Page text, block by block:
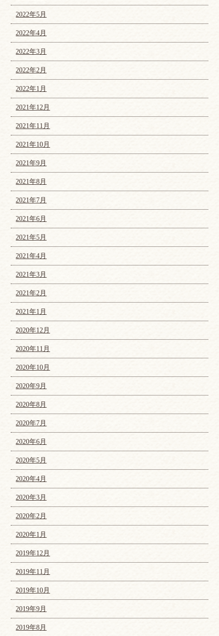
2022年5月
2022年4月
2022年3月
2022年2月
2022年1月
2021年12月
2021年11月
2021年10月
2021年9月
2021年8月
2021年7月
2021年6月
2021年5月
2021年4月
2021年3月
2021年2月
2021年1月
2020年12月
2020年11月
2020年10月
2020年9月
2020年8月
2020年7月
2020年6月
2020年5月
2020年4月
2020年3月
2020年2月
2020年1月
2019年12月
2019年11月
2019年10月
2019年9月
2019年8月